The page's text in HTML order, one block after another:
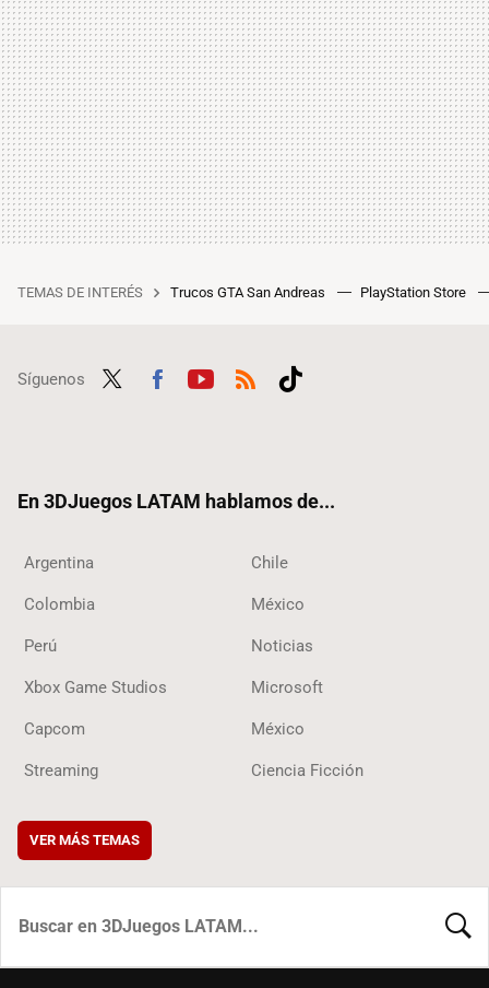
TEMAS DE INTERÉS Trucos GTA San Andreas PlayStation Store
Síguenos
En 3DJuegos LATAM hablamos de...
Argentina Chile
Colombia México
Perú Noticias
Xbox Game Studios Microsoft
Capcom México
Streaming Ciencia Ficción
VER MÁS TEMAS